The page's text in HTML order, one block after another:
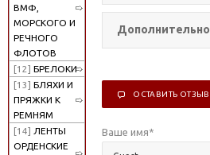
ВМФ,
МОРСКОГО И
РЕЧНОГО
ФЛОТОВ
[12] БРЕЛОКИ
[13] БЛЯХИ И
ПРЯЖКИ К
РЕМНЯМ
[14] ЛЕНТЫ
ОРДЕНСКИЕ
Дополнительно
ОСТАВИТЬ ОТЗЫВ
Ваше имя*